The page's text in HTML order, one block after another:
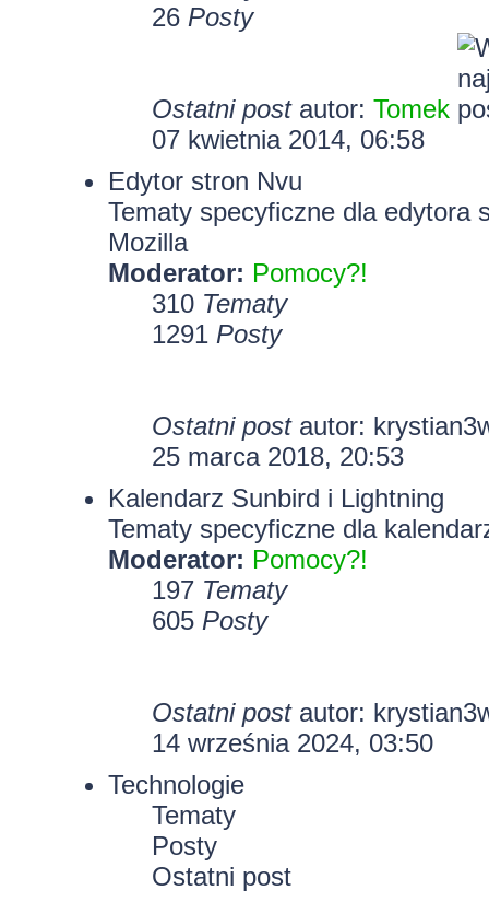
26 Posty
Ostatni postautor: Tomek
07 kwietnia 2014, 06:58
Edytor stron Nvu
Tematy specyficzne dla edytora
Mozilla
Moderator: Pomocy?!
310 Tematy
1291 Posty
Ostatni postautor:
25 marca 2018, 20:53
Kalendarz Sunbird i Lightning
Tematy specyficzne dla
Moderator: Pomocy?!
197 Tematy
605 Posty
Ostatni postautor:
14 września 2024, 03:50
Technologie
Tematy
Posty
Ostatni post